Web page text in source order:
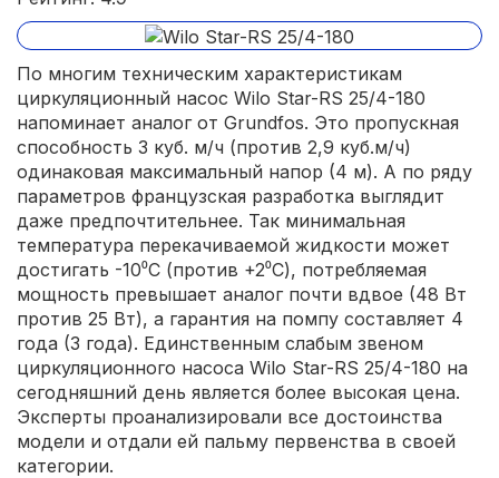
По многим техническим характеристикам
циркуляционный насос Wilo Star-RS 25/4-180
напоминает аналог от Grundfos. Это пропускная
способность 3 куб. м/ч (против 2,9 куб.м/ч)
одинаковая максимальный напор (4 м). А по ряду
параметров французская разработка выглядит
даже предпочтительнее. Так минимальная
температура перекачиваемой жидкости может
достигать -10⁰С (против +2⁰С), потребляемая
мощность превышает аналог почти вдвое (48 Вт
против 25 Вт), а гарантия на помпу составляет 4
года (3 года). Единственным слабым звеном
циркуляционного насоса Wilo Star-RS 25/4-180 на
сегодняшний день является более высокая цена.
Эксперты проанализировали все достоинства
модели и отдали ей пальму первенства в своей
категории.